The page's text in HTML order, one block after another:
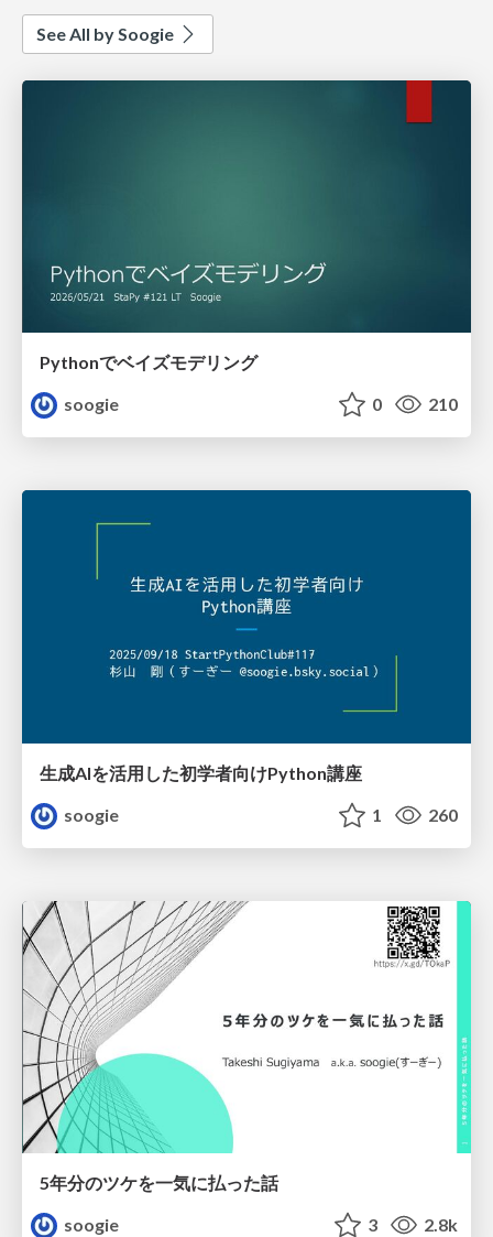
See All by Soogie
Pythonでベイズモデリング
soogie
0 210
生成AIを活用した初学者向けPython講座
soogie
1 260
5年分のツケを一気に払った話
soogie
3 2.8k